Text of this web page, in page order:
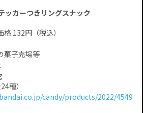
ッカーつきリングスナック
:132円（税込）
菓子売場等
種）
candy/products/2022/4549